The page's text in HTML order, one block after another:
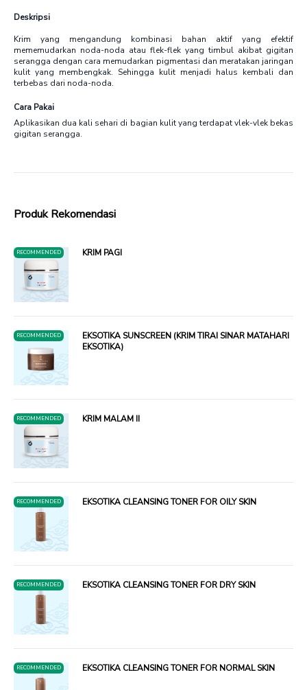
Deskripsi
Krim yang mengandung kombinasi bahan aktif yang efektif
mememudarkan noda-noda atau flek-flek yang timbul akibat gigitan
serangga dengan cara memudarkan pigmentasi dan meratakan jaringan
kulit yang membengkak. Sehingga kulit menjadi halus kembali dan
terbebas dari noda-noda.
Cara Pakai
Aplikasikan dua kali sehari di bagian kulit yang terdapat vlek-vlek bekas
gigitan serangga.
Produk Rekomendasi
RECOMMENDED KRIM PAGI
RECOMMENDED
EKSOTIKA SUNSCREEN (KRIM TIRAI SINAR MATAHARI
EKSOTIKA)
RECOMMENDED KRIM MALAM II
RECOMMENDED EKSOTIKA CLEANSING TONER FOR OILY SKIN
RECOMMENDED EKSOTIKA CLEANSING TONER FOR DRY SKIN
RECOMMENDED EKSOTIKA CLEANSING TONER FOR NORMAL SKIN